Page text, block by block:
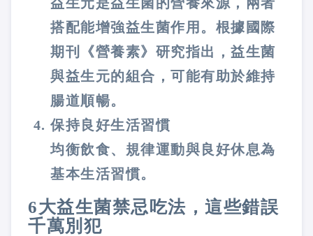
搭配能增強益生菌作用。根據國際
期刊《營養素》研究指出，益生菌
與益生元的組合，可能有助於維持
腸道順暢。
保持良好生活習慣
均衡飲食、規律運動與良好休息為
基本生活習慣。
6大益生菌禁忌吃法，這些錯誤
千萬別犯